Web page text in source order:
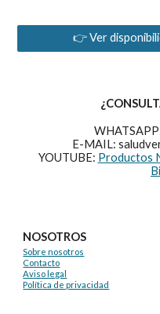
👉 Ver
E-MAIL:
YOUTUBE: Productos
NOSOTROS
Sobre nosotros
Contacto
Aviso legal
Política de privacidad